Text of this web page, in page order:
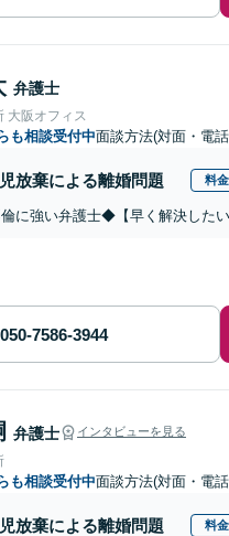
弁護士
大阪オフィス
も相談受付中面談方法(対面・電
放棄による離婚問題 料
に強い弁護士◆【早く解決したい
弁護士 インタビューを見る
も相談受付中面談方法(対面・電
放棄による離婚問題 料